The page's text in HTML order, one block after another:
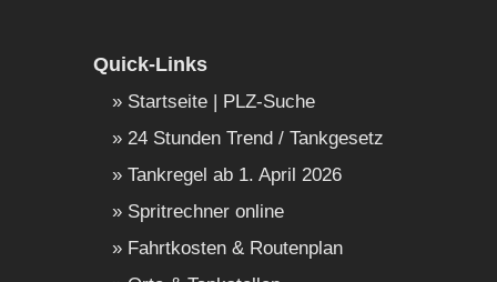
Quick-Links
Startseite | PLZ-Suche
24 Stunden Trend / Tankgesetz
Tankregel ab 1. April 2026
Spritrechner online
Fahrtkosten & Routenplan